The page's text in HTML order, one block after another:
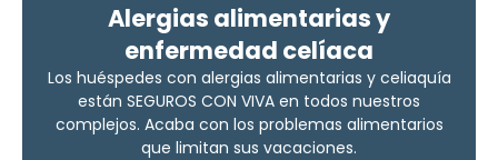
Alergias alimentarias y
enfermedad celíaca
Los huéspedes con alergias alimentarias y celiaquía
están SEGUROS CON VIVA en todos nuestros
complejos. Acaba con los problemas alimentarios
que limitan sus vacaciones.